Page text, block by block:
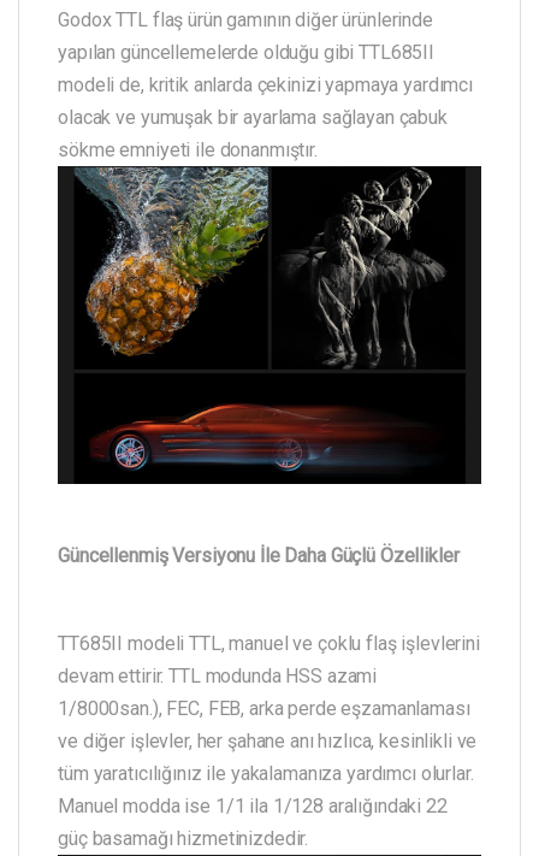
Godox TTL flaş ürün gamının diğer ürünlerinde
yapılan güncellemelerde olduğu gibi TTL685II
modeli de, kritik anlarda çekinizi yapmaya yardımcı
olacak ve yumuşak bir ayarlama sağlayan çabuk
sökme emniyeti ile donanmıştır.
Güncellenmiş Versiyonu İle Daha Güçlü Özellikler
TT685II modeli TTL, manuel ve çoklu flaş işlevlerini
devam ettirir. TTL modunda HSS azami
1/8000san.), FEC, FEB, arka perde eşzamanlaması
ve diğer işlevler, her şahane anı hızlıca, kesinlikli ve
tüm yaratıcılığınız ile yakalamanıza yardımcı olurlar.
Manuel modda ise 1/1 ila 1/128 aralığındaki 22
güç basamağı hizmetinizdedir.